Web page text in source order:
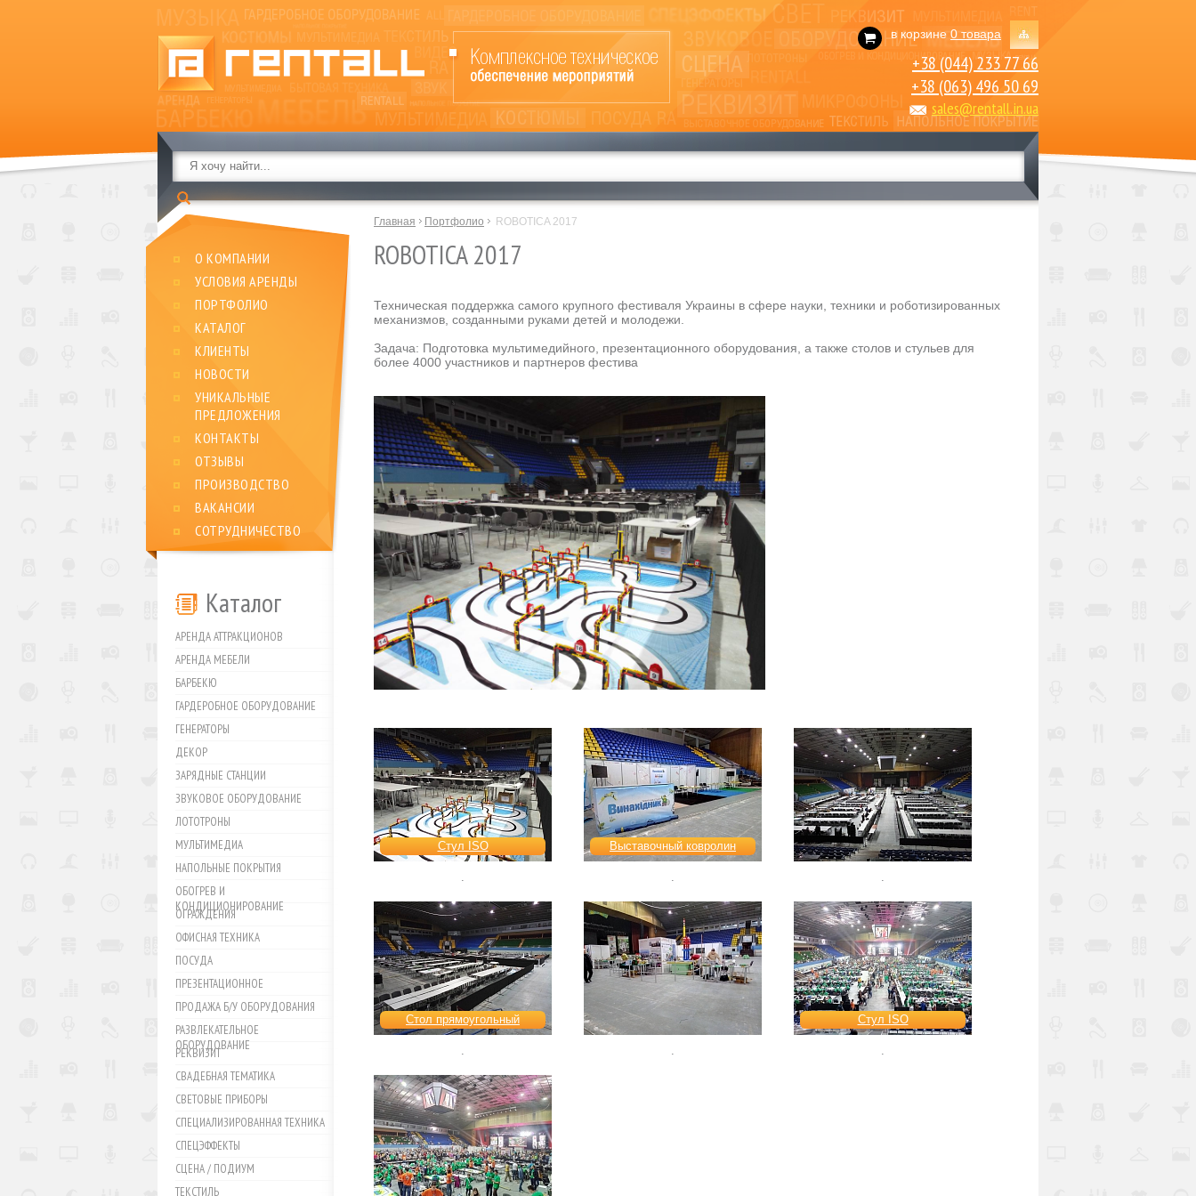
в корзине0 товара
+38 (044) 233 77 66
+38 (063) 496 50 69
sales@rentall.in.ua
О КОМПАНИИ
УСЛОВИЯ АРЕНДЫ
ПОРТФОЛИО
КАТАЛОГ
КЛИЕНТЫ
НОВОСТИ
УНИКАЛЬНЫЕ
ПРЕДЛОЖЕНИЯ
КОНТАКТЫ
ОТЗЫВЫ
ПРОИЗВОДСТВО
ВАКАНСИИ
СОТРУДНИЧЕСТВО
Каталог
АРЕНДА АТТРАКЦИОНОВ
АРЕНДА МЕБЕЛИ
БАРБЕКЮ
ГАРДЕРОБНОЕ ОБОРУДОВАНИЕ
ГЕНЕРАТОРЫ
ДЕКОР
ЗАРЯДНЫЕ СТАНЦИИ
ЗВУКОВОЕ ОБОРУДОВАНИЕ
ЛОТОТРОНЫ
МУЛЬТИМЕДИА
НАПОЛЬНЫЕ ПОКРЫТИЯ
ОБОГРЕВ И
КОНДИЦИОНИРОВАНИЕ
ОГРАЖДЕНИЯ
ОФИСНАЯ ТЕХНИКА
ПОСУДА
ПРЕЗЕНТАЦИОННОЕ
ПРОДАЖА Б/У ОБОРУДОВАНИЯ
РАЗВЛЕКАТЕЛЬНОЕ
ОБОРУДОВАНИЕ
РЕКВИЗИТ
СВАДЕБНАЯ ТЕМАТИКА
СВЕТОВЫЕ ПРИБОРЫ
СПЕЦИАЛИЗИРОВАННАЯ ТЕХНИКА
СПЕЦЭФФЕКТЫ
СЦЕНА / ПОДИУМ
ТЕКСТИЛЬ
Главная Портфолио ROBOTICA 2017
ROBOTICA 2017
Техническая поддержка самого крупного фестиваля Украины в сфере науки, техники и роботизированных
механизмов, созданными руками детей и молодежи.
Задача: Подготовка мультимедийного, презентационного оборудования, а также столов и стульев для
более 4000 участников и партнеров фестива
Стул ISO
.
Выставочный ковролин
. .
Стол прямоугольный
. .
Стул ISO
.